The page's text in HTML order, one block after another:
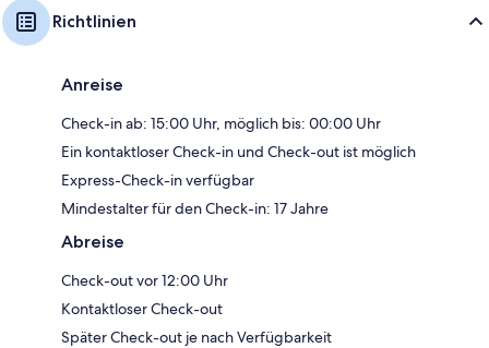
Richtlinien
Anreise
Check-in ab: 15:00 Uhr, möglich bis: 00:00 Uhr
Ein kontaktloser Check-in und Check-out ist möglich
Express-Check-in verfügbar
Mindestalter für den Check-in: 17 Jahre
Abreise
Check-out vor 12:00 Uhr
Kontaktloser Check-out
Später Check-out je nach Verfügbarkeit